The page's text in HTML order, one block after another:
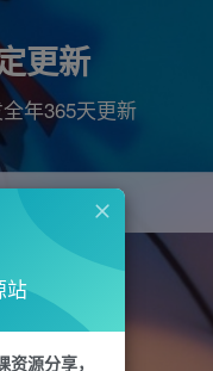
更新
年365天更新
剪辑
站
源分享，